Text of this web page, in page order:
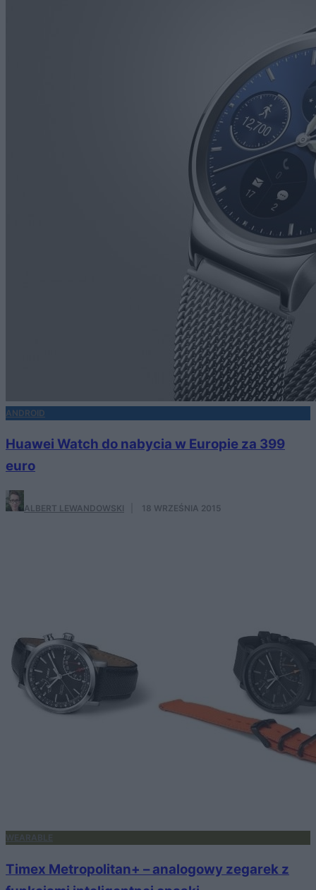
ANDROID
Huawei Watch do nabycia w Europie za 399
euro
ALBERT LEWANDOWSKI 18 WRZEŚNIA 2015
WEARABLE
Timex Metropolitan+ – analogowy zegarek z